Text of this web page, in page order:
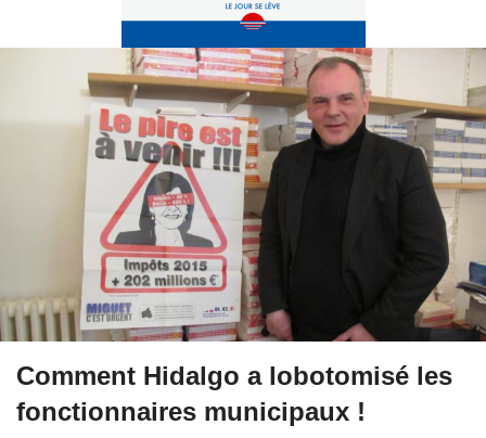
Comment Hidalgo a lobotomisé les
fonctionnaires municipaux !